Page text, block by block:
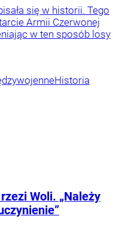
się w historii. Tego
Armii Czerwonej
w ten sposób losy
Historia
Woli. „Należy